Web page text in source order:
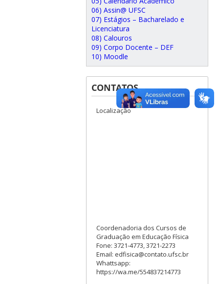
06) Assin@ UFSC
07) Estágios – Bacharelado e
Licenciatura
08) Calouros
09) Corpo Docente – DEF
10) Moodle
CONTATOS
Localização
Coordenadoria dos Cursos de
Graduação em Educação Física
Fone: 3721-4773, 3721-2273
Email: edfisica@contato.ufsc.br
Whattsapp:
https://wa.me/554837214773